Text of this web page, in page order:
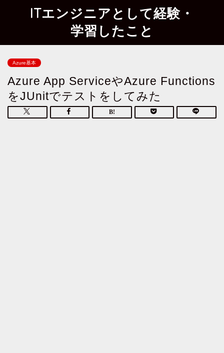
ITエンジニアとして経験・
学習したこと
Azure基本
Azure App ServiceやAzure Functions
をJUnitでテストをしてみた